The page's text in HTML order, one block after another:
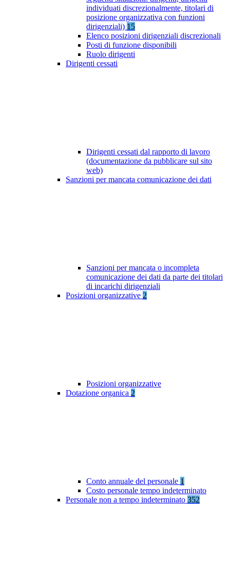
individuati discrezionalmente, titolari di
posizione organizzativa con funzioni
dirigenziali) 15
Elenco posizioni dirigenziali discrezionali
Posti di funzione disponibili
Ruolo dirigenti
Dirigenti cessati
Dirigenti cessati dal rapporto di lavoro
(documentazione da pubblicare sul sito
web)
Sanzioni per mancata comunicazione dei dati
Sanzioni per mancata o incompleta
comunicazione dei dati da parte dei titolari
di incarichi dirigenziali
Posizioni organizzative 2
Posizioni organizzative
Dotazione organica 2
Conto annuale del personale 1
Costo personale tempo indeterminato
Personale non a tempo indeterminato 352